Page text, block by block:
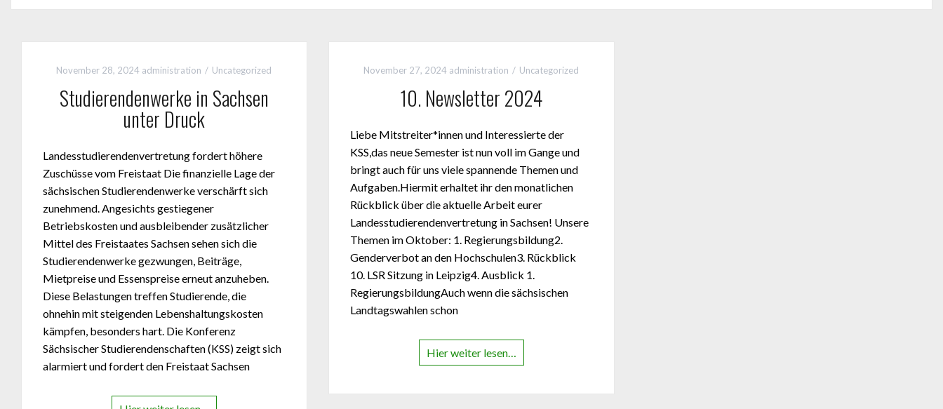
November 28, 2024 administration Uncategorized
Studierendenwerke in Sachsen
unter Druck
Landesstudierendenvertretung fordert höhere
Zuschüsse vom Freistaat Die finanzielle Lage der
sächsischen Studierendenwerke verschärft sich
zunehmend. Angesichts gestiegener
Betriebskosten und ausbleibender zusätzlicher
Mittel des Freistaates Sachsen sehen sich die
Studierendenwerke gezwungen, Beiträge,
Mietpreise und Essenspreise erneut anzuheben.
Diese Belastungen treffen Studierende, die
ohnehin mit steigenden Lebenshaltungskosten
kämpfen, besonders hart. Die Konferenz
Sächsischer Studierendenschaften (KSS) zeigt sich
alarmiert und fordert den Freistaat Sachsen
November 27, 2024 administration Uncategorized
10. Newsletter 2024
Liebe Mitstreiter*innen und Interessierte der
KSS,das neue Semester ist nun voll im Gange und
bringt auch für uns viele spannende Themen und
Aufgaben.Hiermit erhaltet ihr den monatlichen
Rückblick über die aktuelle Arbeit eurer
Landesstudierendenvertretung in Sachsen! Unsere
Themen im Oktober: 1. Regierungsbildung2.
Genderverbot an den Hochschulen3. Rückblick
10. LSR Sitzung in Leipzig4. Ausblick 1.
RegierungsbildungAuch wenn die sächsischen
Landtagswahlen schon
Hier weiter lesen…